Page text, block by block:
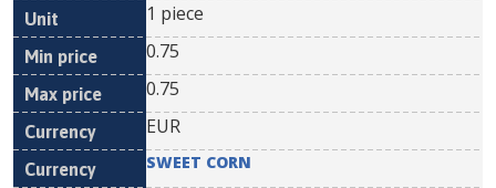
1 piece
0.75
0.75
EUR
SWEET CORN